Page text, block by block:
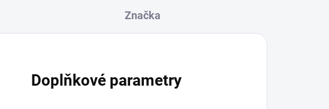
Značka
Doplňkové parametry